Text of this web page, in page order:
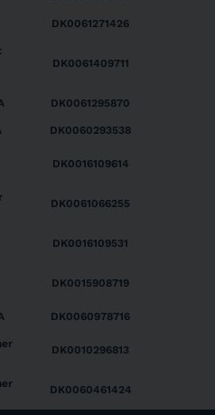
DK0061271426
DK0061409711
DK0061295870
DK0060293538
DK0016109614
DK0061066255
DK0016109531
DK0015908719
DK0060978716
DK0010296813
DK0060461424